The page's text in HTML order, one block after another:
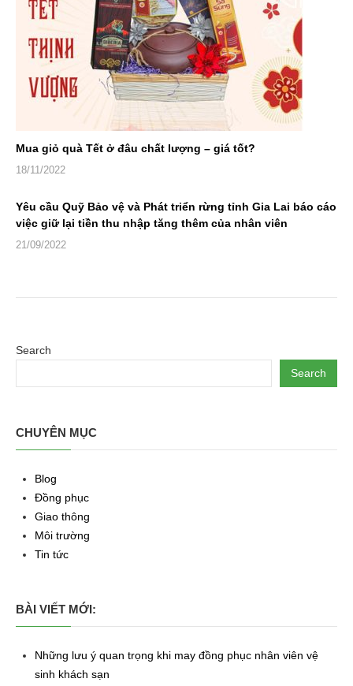
Mua giỏ quà Tết ở đâu chất lượng – giá tốt?
18/11/2022
Yêu cầu Quỹ Bảo vệ và Phát triển rừng tỉnh Gia Lai báo cáo
việc giữ lại tiền thu nhập tăng thêm của nhân viên
21/09/2022
Search
Search
CHUYÊN MỤC
Blog
Đồng phục
Giao thông
Môi trường
Tin tức
BÀI VIẾT MỚI:
Những lưu ý quan trọng khi may đồng phục nhân viên vệ
sinh khách sạn